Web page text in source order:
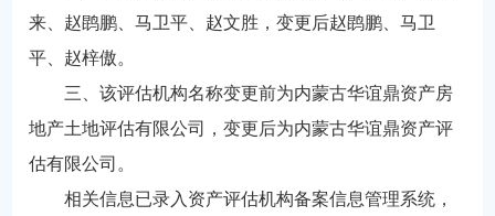
来、赵鹍鹏、马卫平、赵文胜，变更后赵鹍鹏、马卫
平、赵梓傲。
三、该评估机构名称变更前为内蒙古华谊鼎资产房
地产土地评估有限公司，变更后为内蒙古华谊鼎资产评
估有限公司。
相关信息已录入资产评估机构备案信息管理系统，